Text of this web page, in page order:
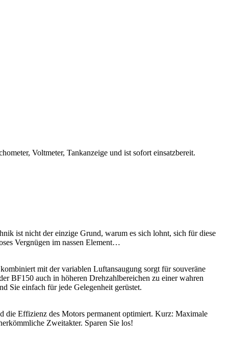
Voltmeter, Tankanzeige und ist sofort einsatzbereit.
ist nicht der einzige Grund, warum es sich lohnt, sich für diese
Vergnügen im nassen Element…
mit der variablen Luftansaugung sorgt für souveräne
BF150 auch in höheren Drehzahlbereichen zu einer wahren
Sie einfach für jede Gelegenheit gerüstet.
die Effizienz des Motors permanent optimiert. Kurz: Maximale
Zweitakter. Sparen Sie los!